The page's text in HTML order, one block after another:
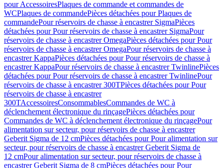
pour AccessoiresPlaques de commande et commandes de
WCPlaques de commandePièces détachées pour Plaques de
commandePour réservoirs de chasse à encastrer SigmaPièces
détachées pour Pour réservoirs de chasse à encastrer SigmaPour
réservoirs de chasse à encastrer OmegaPièces détachées pour Pour
réservoirs de chasse à encastrer OmegaPour réservoirs de chasse à
encastrer KappaPièces détachées pour Pour réservoirs de chasse à
encastrer KappaPour réservoirs de chasse à encastrer TwinlinePièces
détachées pour Pour réservoirs de chasse à encastrer TwinlinePour
réservoirs de chasse à encastrer 300TPièces détachées pour Pour
réservoirs de chasse à encastrer
300TAccessoiresConsommablesCommandes de WC à
déclenchement électronique du rinçagePièces détachées pour
Commandes de WC à déclenchement électronique du rinçagePour
alimentation sur secteur, pour réservoirs de chasse à encastrer
Geberit Sigma de 12 cmPièces détachées pour Pour alimentation sur
secteur, pour réservoirs de chasse à encastrer Geberit Sigma de
12 cmPour alimentation sur secteur, pour réservoirs de chasse à
encastrer Geberit Sigma de 8 cmPièces détachées pour Pour